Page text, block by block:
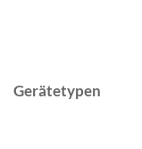
Gerätetypen